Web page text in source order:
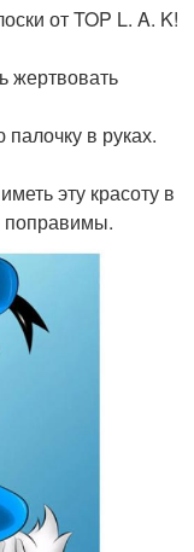
от TOP L. A. K!
жертвовать
в руках.
эту красоту в
поправимы.